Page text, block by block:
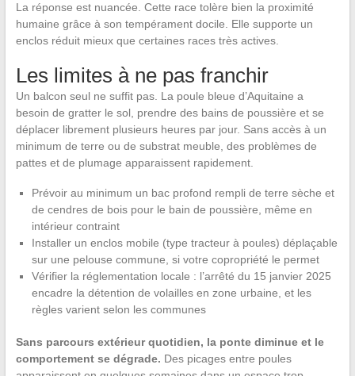
La réponse est nuancée. Cette race tolère bien la proximité
humaine grâce à son tempérament docile. Elle supporte un
enclos réduit mieux que certaines races très actives.
Les limites à ne pas franchir
Un balcon seul ne suffit pas. La poule bleue d’Aquitaine a
besoin de gratter le sol, prendre des bains de poussière et se
déplacer librement plusieurs heures par jour. Sans accès à un
minimum de terre ou de substrat meuble, des problèmes de
pattes et de plumage apparaissent rapidement.
Prévoir au minimum un bac profond rempli de terre sèche et
de cendres de bois pour le bain de poussière, même en
intérieur contraint
Installer un enclos mobile (type tracteur à poules) déplaçable
sur une pelouse commune, si votre copropriété le permet
Vérifier la réglementation locale : l’arrêté du 15 janvier 2025
encadre la détention de volailles en zone urbaine, et les
règles varient selon les communes
Sans parcours extérieur quotidien, la ponte diminue et le
comportement se dégrade. Des picages entre poules